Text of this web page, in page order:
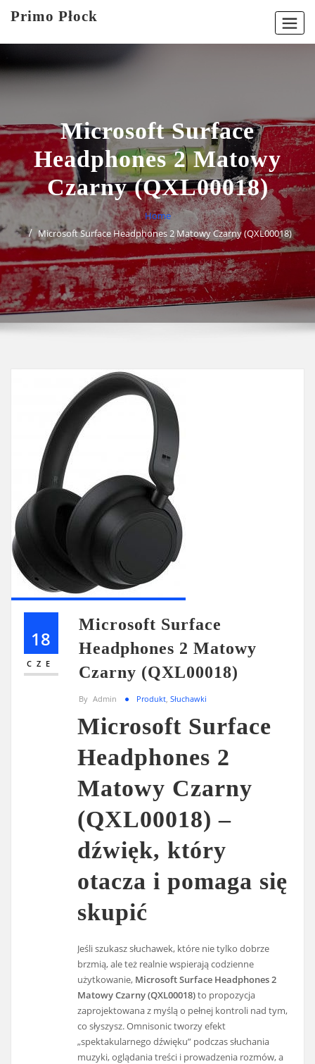
Primo Płock
Microsoft Surface
Headphones 2 Matowy
Czarny (QXL00018)
Home
Microsoft Surface Headphones 2 Matowy Czarny (QXL00018)
18
CZE
Microsoft Surface
Headphones 2 Matowy
Czarny (QXL00018)
By Admin Produkt Słuchawki
Microsoft Surface
Headphones 2
Matowy Czarny
(QXL00018) –
dźwięk, który
otacza i pomaga się
skupić
Jeśli szukasz słuchawek, które nie tylko dobrze
brzmią, ale też realnie wspierają codzienne
użytkowanie, Microsoft Surface Headphones 2
Matowy Czarny (QXL00018)to propozycja
zaprojektowana z myślą o pełnej kontroli nad tym,
co słyszysz. Omnisonic tworzy efekt
„spektakularnego dźwięku” podczas słuchania
muzyki, oglądania treści i prowadzenia rozmów, a